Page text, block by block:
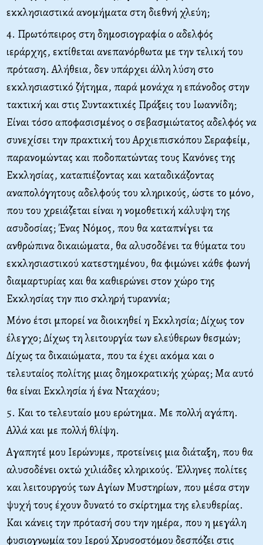
εκκλησιαστικά ανομήματα στη διεθνή χλεύη;
4. Πρωτόπειρος στη δημοσιογραφία ο αδελφός
ιεράρχης, εκτίθεται ανεπανόρθωτα με την τελική του
πρόταση. Αλήθεια, δεν υπάρχει άλλη λύση στο
εκκλησιαστικό ζήτημα, παρά μονάχα η επάνοδος στην
τακτική και στις Συντακτικές Πράξεις του Ιωαννίδη;
Είναι τόσο αποφασισμένος ο σεβασμιώτατος αδελφός να
συνεχίσει την πρακτική του Αρχιεπισκόπου Σεραφείμ,
παρανομώντας και ποδοπατώντας τους Κανόνες της
Εκκλησίας, καταπιέζοντας και καταδικάζοντας
αναπολόγητους αδελφούς του κληρικούς, ώστε το μόνο,
που του χρειάζεται είναι η νομοθετική κάλυψη της
ασυδοσίας; Ένας Νόμος, που θα καταπνίγει τα
ανθρώπινα δικαιώματα, θα αλυσοδένει τα θύματα του
εκκλησιαστικού κατεστημένου, θα φιμώνει κάθε φωνή
διαμαρτυρίας και θα καθιερώνει στον χώρο της
Εκκλησίας την πιο σκληρή τυραννία;
Μόνο έτσι μπορεί να διοικηθεί η Εκκλησία; Δίχως τον
έλεγχο; Δίχως τη λειτουργία των ελεύθερων θεσμών;
Δίχως τα δικαιώματα, που τα έχει ακόμα και ο
τελευταίος πολίτης μιας δημοκρατικής χώρας; Μα αυτό
θα είναι Εκκλησία ή ένα Νταχάου;
5. Και το τελευταίο μου ερώτημα. Με πολλή αγάπη.
Αλλά και με πολλή θλίψη.
Αγαπητέ μου Ιερώνυμε, προτείνεις μια διάταξη, που θα
αλυσοδένει οκτώ χιλιάδες κληρικούς. Έλληνες πολίτες
και λειτουργούς των Αγίων Μυστηρίων, που μέσα στην
ψυχή τους έχουν δυνατό το σκίρτημα της ελευθερίας.
Και κάνεις την πρότασή σου την ημέρα, που η μεγάλη
φυσιογνωμία του Ιερού Χρυσοστόμου δεσπόζει στις